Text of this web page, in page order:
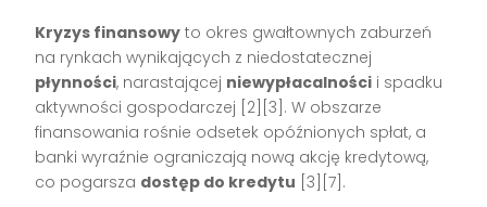
Kryzys finansowy to okres gwałtownych zaburzeń
na rynkach wynikających z niedostatecznej
płynności, narastającej niewypłacalności i spadku
aktywności gospodarczej [2][3]. W obszarze
finansowania rośnie odsetek opóźnionych spłat, a
banki wyraźnie ograniczają nową akcję kredytową,
co pogarsza dostęp do kredytu [3][7].